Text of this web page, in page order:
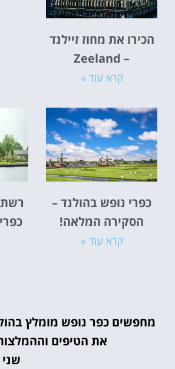
הכירו את מחוז זיילנד
– Zeeland
קרא עוד »
כפרי נופש בהולנד –
הסקירה המלאה!
קרא עוד »
את הטיפים